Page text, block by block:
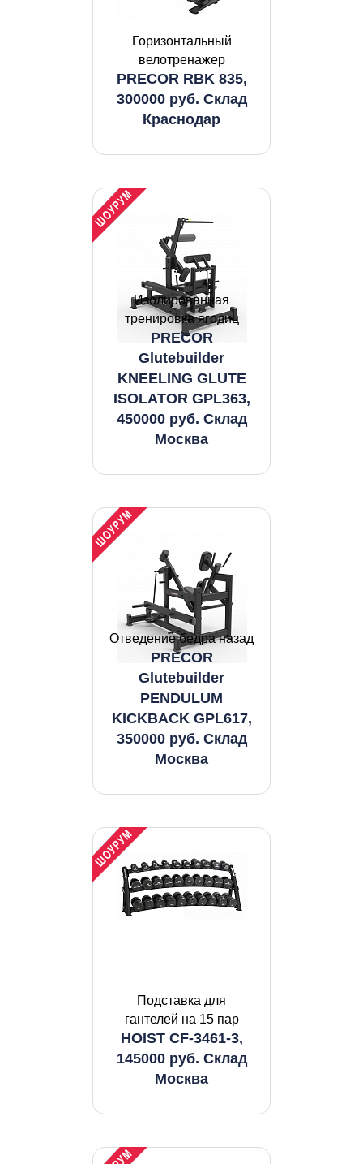
Горизонтальный
велотренажер
PRECOR RBK 835,
300000 руб. Склад
Краснодар
Изолированная
тренировка ягодиц
PRECOR
Glutebuilder
KNEELING GLUTE
ISOLATOR GPL363,
450000 руб. Склад
Москва
Отведение бедра назад
PRECOR
Glutebuilder
PENDULUM
KICKBACK GPL617,
350000 руб. Склад
Москва
Подставка для
гантелей на 15 пар
HOIST CF-3461-3,
145000 руб. Склад
Москва